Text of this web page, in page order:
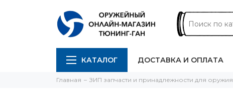
КАТАЛОГ ДОСТАВКА И ОПЛАТА
Главная ЗИП запчасти и принадлежности для оружия